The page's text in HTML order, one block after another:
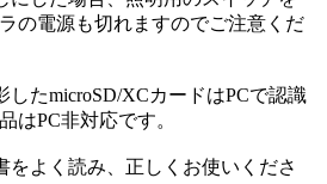
の電源も切れますのでご注意くだ
したmicroSD/XCカードはPCで認識
はPC非対応です。
をよく読み、正しくお使いくださ